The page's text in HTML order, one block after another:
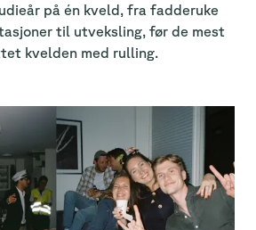
på én kveld, fra fadderuke
til utveksling, før de mest
kvelden med rulling.